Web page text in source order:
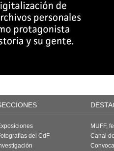
del CdF
MUFF,
Canal